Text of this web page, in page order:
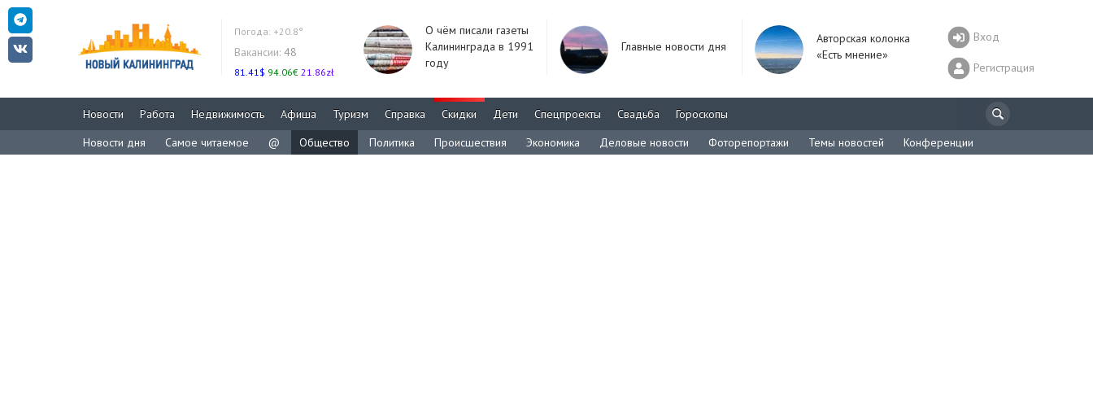
Погода: +20.8°
Вакансии: 48
81.41$ 94.06€ 21.86zł
О чём писали газеты
Калининграда в 1991
году
Главные новости дня
Авторская колонка
«Есть мнение»
Вход
Регистрация
Новости Работа Недвижимость Афиша Туризм Справка Скидки Дети Спецпроекты Свадьба
Гороскопы
Новости дня
Самое читаемое @ Общество Политика Происшествия Экономика Деловые новости Фоторепортажи Темы новостей Конференции